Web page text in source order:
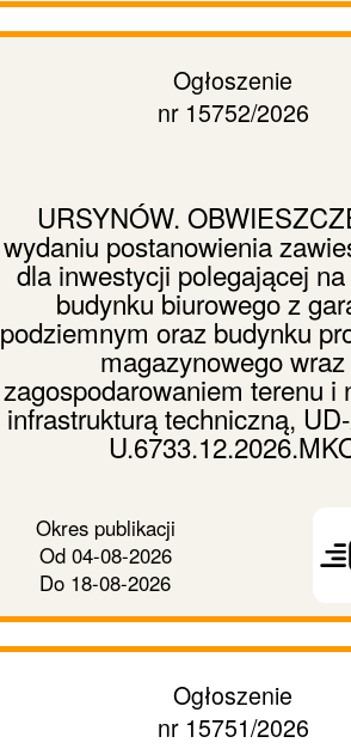
Ogłoszenie
nr 15752/2026
URSYNÓW.
wydaniu postanowienia
dla inwestycji polegającej
budynku biurowego z
podziemnym oraz budynku
magazynowego
zagospodarowaniem terenu i
infrastrukturą techniczną,
Okres publikacji
Od04-08-2026
Do 18-08-2026
dalej
Ogłoszenie
nr 15751/2026